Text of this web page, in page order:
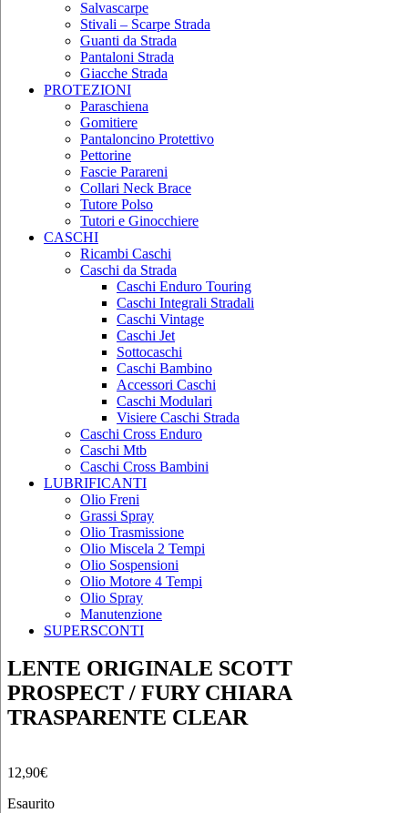
Salvascarpe
Stivali – Scarpe Strada
Guanti da Strada
Pantaloni Strada
Giacche Strada
PROTEZIONI
Paraschiena
Gomitiere
Pantaloncino Protettivo
Pettorine
Fascie Parareni
Collari Neck Brace
Tutore Polso
Tutori e Ginocchiere
CASCHI
Ricambi Caschi
Caschi da Strada
Caschi Enduro Touring
Caschi Integrali Stradali
Caschi Vintage
Caschi Jet
Sottocaschi
Caschi Bambino
Accessori Caschi
Caschi Modulari
Visiere Caschi Strada
Caschi Cross Enduro
Caschi Mtb
Caschi Cross Bambini
LUBRIFICANTI
Olio Freni
Grassi Spray
Olio Trasmissione
Olio Miscela 2 Tempi
Olio Sospensioni
Olio Motore 4 Tempi
Olio Spray
Manutenzione
SUPERSCONTI
LENTE ORIGINALE SCOTT
PROSPECT / FURY CHIARA
TRASPARENTE CLEAR
12,90€
Esaurito